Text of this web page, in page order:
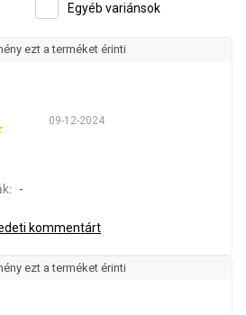
Egyéb variánsok
ezt a terméket érinti
09-12-2024
-
kommentárt
ezt a terméket érinti